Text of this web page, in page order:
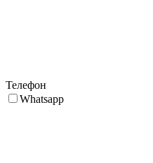
Телефон
Whatsapp